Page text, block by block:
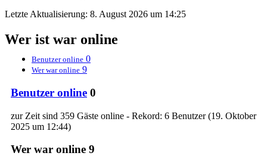
Letzte Aktualisierung: 8. August 2026 um 14:25
Wer ist war online
Benutzer online 0
Wer war online 9
Benutzer online 0
zur Zeit sind 359 Gäste online - Rekord: 6 Benutzer (19. Oktober
2025 um 12:44)
Wer war online 9